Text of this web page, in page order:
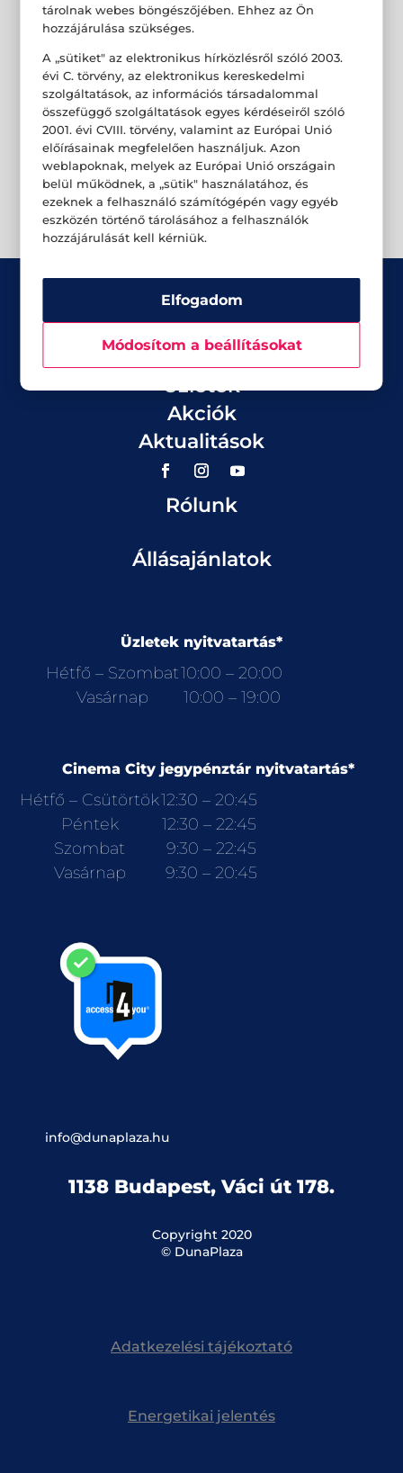
Üzletek
Akciók
Aktualitások
Rólunk
Állásajánlatok
Üzletek nyitvatartás*
Hétfő – Szombat10:00 – 20:00
Vasárnap
10:00 – 19:00
Cinema City jegypénztár nyitvatartás*
Hétfő – Csütörtök12:30 – 20:45
Péntek
12:30 – 22:45
Szombat
9:30 – 22:45
Vasárnap
9:30 – 20:45
info@dunaplaza.hu
1138 Budapest, Váci út 178.
Copyright 2020
© DunaPlaza
Adatkezelési tájékoztató
Energetikai jelentés
tárolnak webes böngészőjében. Ehhez az Ön
hozzájárulása szükséges.
A „sütiket" az elektronikus hírközlésről szóló 2003.
évi C. törvény, az elektronikus kereskedelmi
szolgáltatások, az információs társadalommal
összefüggő szolgáltatások egyes kérdéseiről szóló
2001. évi CVIII. törvény, valamint az Európai Unió
előírásainak megfelelően használjuk. Azon
weblapoknak, melyek az Európai Unió országain
belül működnek, a „sütik" használatához, és
ezeknek a felhasználó számítógépén vagy egyéb
eszközén történő tárolásához a felhasználók
hozzájárulását kell kérniük.
Elfogadom
Módosítom a beállításokat